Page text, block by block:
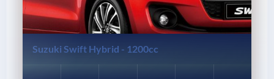
Suzuki Swift Hybrid - 1200cc
5 Doors 5 Seats 3 Lug. A/C Manual